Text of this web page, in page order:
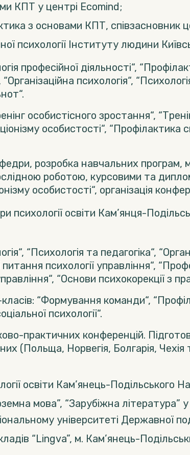
КПТ у центрі Ecomind;
з основами КПТ, співзасновник
психології Інституту людини
професійної діяльності“,
психологія“,
особистісного зростання“,
особистості“, “Профілактика
розробка навчальних програм,
роботою, курсовими та
особистості“, організація
освіти Кам’янця-
“Психологія та педагогіка“,
питання психології управління“,
“Основи психокорекції з
“Формування команди“,
психології“.
практичних конференцій.
(Польща, Норвегія, Болгарія,
освіти Кам’янець-Подільського
мова”, “Зарубіжна література”
університеті Державної
“Lingva”, м. Кам’янець-